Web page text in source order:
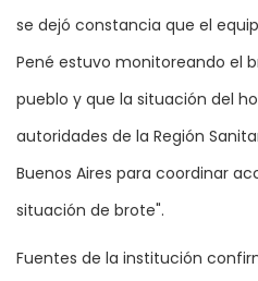
se dejó constancia que el
Pené estuvo monitoreando el
pueblo y que la situación del
autoridades de la Región
Buenos Aires para coordinar
situación de brote".
Fuentes de la institución